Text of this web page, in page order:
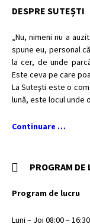
DESPRE SUTEȘTI
„Nu, nimeni nu a
spune eu, personal
la cer, de unde
Este ceva pe care
La Suteşti este o
lună, este locul unde
Continuare …
PROGRAM DE
Program de lucru
Luni – Joi 08:00 – 16:30